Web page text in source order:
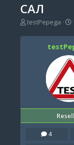
САЛ
А
т
testPepega
4